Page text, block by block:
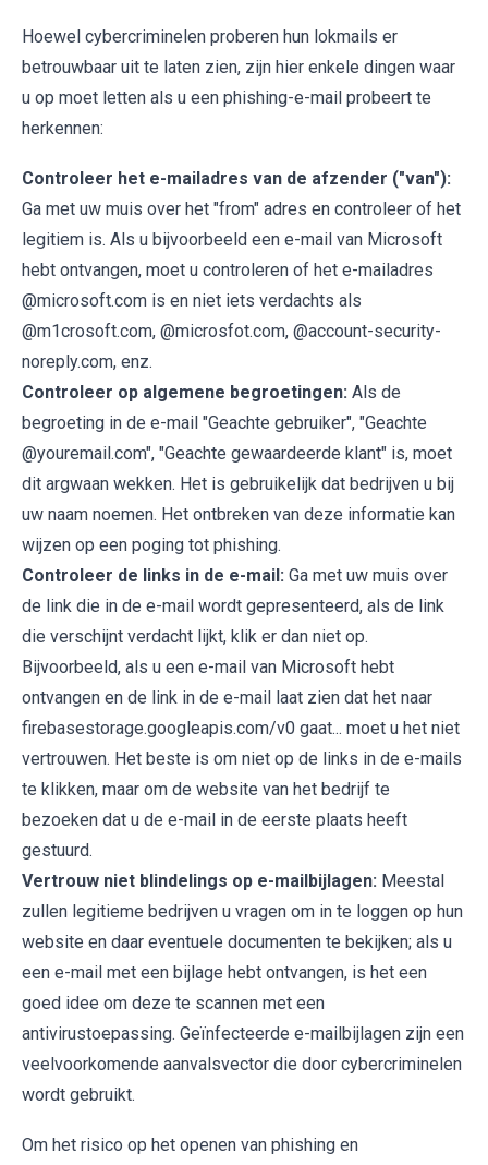
Hoewel cybercriminelen proberen hun lokmails er
betrouwbaar uit te laten zien, zijn hier enkele dingen waar
u op moet letten als u een phishing-e-mail probeert te
herkennen:
Controleer het e-mailadres van de afzender ("van"):
Ga met uw muis over het "from" adres en controleer of het
legitiem is. Als u bijvoorbeeld een e-mail van Microsoft
hebt ontvangen, moet u controleren of het e-mailadres
@microsoft.com is en niet iets verdachts als
@m1crosoft.com, @microsfot.com, @account-security-
noreply.com, enz.
Controleer op algemene begroetingen: Als de
begroeting in de e-mail "Geachte gebruiker", "Geachte
@youremail.com", "Geachte gewaardeerde klant" is, moet
dit argwaan wekken. Het is gebruikelijk dat bedrijven u bij
uw naam noemen. Het ontbreken van deze informatie kan
wijzen op een poging tot phishing.
Controleer de links in de e-mail: Ga met uw muis over
de link die in de e-mail wordt gepresenteerd, als de link
die verschijnt verdacht lijkt, klik er dan niet op.
Bijvoorbeeld, als u een e-mail van Microsoft hebt
ontvangen en de link in de e-mail laat zien dat het naar
firebasestorage.googleapis.com/v0 gaat... moet u het niet
vertrouwen. Het beste is om niet op de links in de e-mails
te klikken, maar om de website van het bedrijf te
bezoeken dat u de e-mail in de eerste plaats heeft
gestuurd.
Vertrouw niet blindelings op e-mailbijlagen: Meestal
zullen legitieme bedrijven u vragen om in te loggen op hun
website en daar eventuele documenten te bekijken; als u
een e-mail met een bijlage hebt ontvangen, is het een
goed idee om deze te scannen met een
antivirustoepassing. Geïnfecteerde e-mailbijlagen zijn een
veelvoorkomende aanvalsvector die door cybercriminelen
wordt gebruikt.
Om het risico op het openen van phishing en